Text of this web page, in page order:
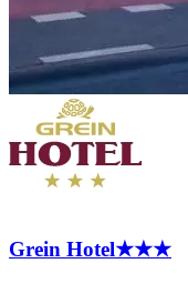
Grein Hotel★★★